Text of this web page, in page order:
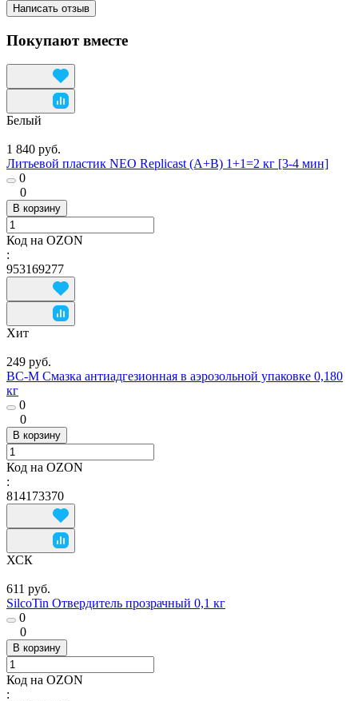
Написать отзыв
Покупают вместе
Белый
1 840 руб.
Литьевой пластик NEO Replicast (А+В) 1+1=2 кг [3-4 мин]
0
0
В корзину
Код на OZON
:
953169277
Хит
249 руб.
ВС-М Смазка антиадгезионная в аэрозольной упаковке 0,180
кг
0
0
В корзину
Код на OZON
:
814173370
ХСК
611 руб.
SilcoTin Отвердитель прозрачный 0,1 кг
0
0
В корзину
Код на OZON
: